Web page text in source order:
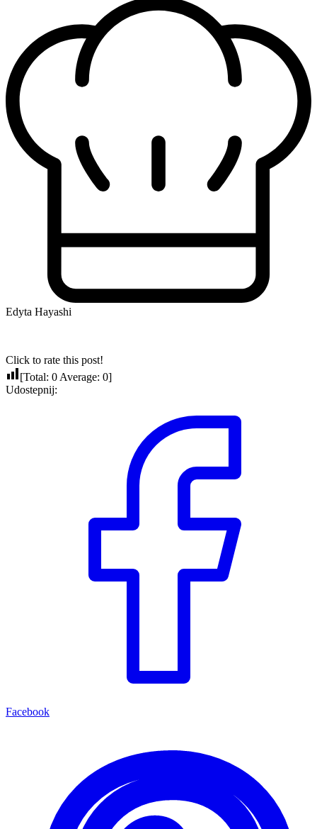
Edyta Hayashi
Click to rate this post!
[Total: 0 Average: 0]
Udostepnij:
Facebook